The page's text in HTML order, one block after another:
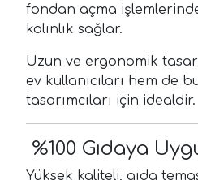
fondan açma
kalınlık sağlar.
Uzun ve ergonomik
ev kullanıcıları hem de
tasarımcıları için idealdir.
%100 Gıdaya
Yüksek kaliteli, gıda